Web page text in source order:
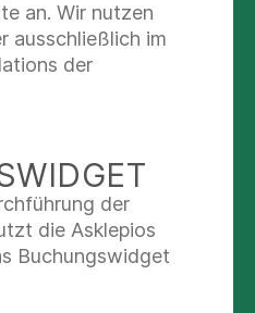
individuellen
wir mit jedem
und
Bewältigung der
Stabilisierung.
problematischer Denk-
ein Rückgang der
und eine
Im Bedarfsfall
Verfahren moderne
an. Wir nutzen
ausschließlich im
der
der
die Asklepios
Buchungswidget